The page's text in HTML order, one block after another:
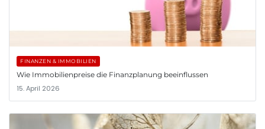
FINANZEN & IMMOBILIEN
Wie Immobilienpreise die Finanzplanung beeinflussen
15. April 2026